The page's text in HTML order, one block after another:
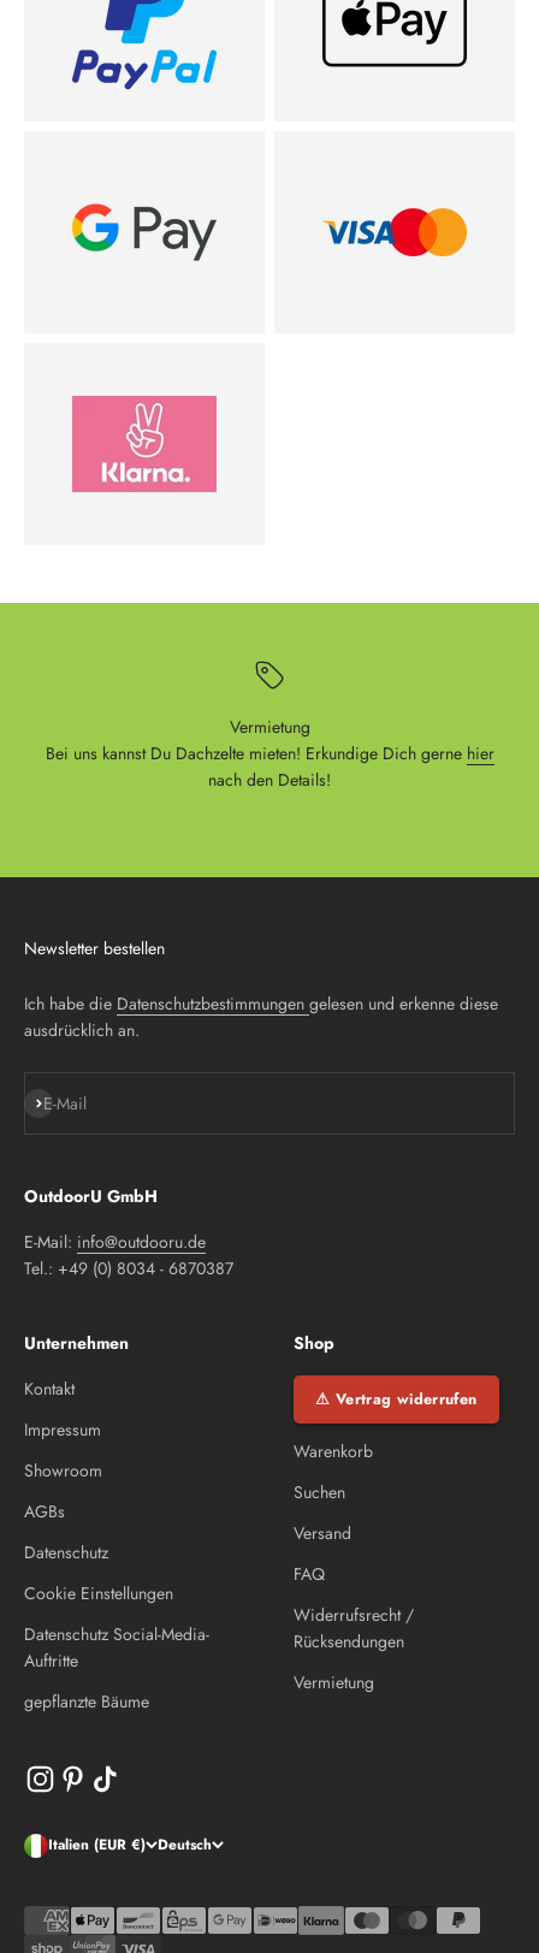
Vermietung
Bei uns kannst Du Dachzelte mieten! Erkundige Dich gerne hier
nach den Details!
Newsletter bestellen
Ich habe die Datenschutzbestimmungen gelesen und erkenne diese
ausdrücklich an.
E-Mail
Abonnieren
OutdoorU GmbH
E-Mail: info@outdooru.de
Tel.: +49 (0) 8034 - 6870387
Unternehmen
Kontakt
Impressum
Showroom
AGBs
Datenschutz
Cookie Einstellungen
Datenschutz Social-Media-
Auftritte
gepflanzte Bäume
Shop
⚠ Vertrag widerrufen
Warenkorb
Suchen
Versand
FAQ
Widerrufsrecht /
Rücksendungen
Vermietung
Italien (EUR €) Deutsch